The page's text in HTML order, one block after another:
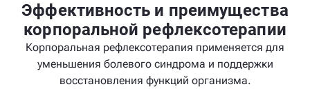
Эффективность и преимущества
корпоральной рефлексотерапии
Корпоральная рефлексотерапия применяется для
уменьшения болевого синдрома и поддержки
восстановления функций организма.